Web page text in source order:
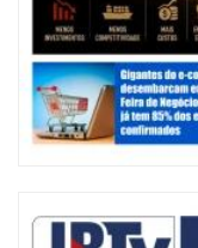
Defesa Civil de Itajaí
temperatura